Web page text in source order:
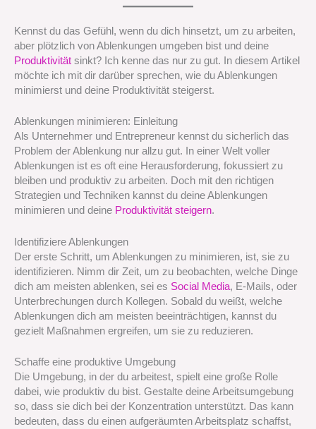
Kennst du das Gefühl, wenn du dich hinsetzt, um zu arbeiten,
aber plötzlich von Ablenkungen umgeben bist und deine
Produktivität sinkt? Ich kenne das nur zu gut. In diesem Artikel
möchte ich mit dir darüber sprechen, wie du Ablenkungen
minimierst und deine Produktivität steigerst.
Ablenkungen minimieren: Einleitung
Als Unternehmer und Entrepreneur kennst du sicherlich das
Problem der Ablenkung nur allzu gut. In einer Welt voller
Ablenkungen ist es oft eine Herausforderung, fokussiert zu
bleiben und produktiv zu arbeiten. Doch mit den richtigen
Strategien und Techniken kannst du deine Ablenkungen
minimieren und deine Produktivität steigern.
Identifiziere Ablenkungen
Der erste Schritt, um Ablenkungen zu minimieren, ist, sie zu
identifizieren. Nimm dir Zeit, um zu beobachten, welche Dinge
dich am meisten ablenken, sei es Social Media, E-Mails, oder
Unterbrechungen durch Kollegen. Sobald du weißt, welche
Ablenkungen dich am meisten beeinträchtigen, kannst du
gezielt Maßnahmen ergreifen, um sie zu reduzieren.
Schaffe eine produktive Umgebung
Die Umgebung, in der du arbeitest, spielt eine große Rolle
dabei, wie produktiv du bist. Gestalte deine Arbeitsumgebung
so, dass sie dich bei der Konzentration unterstützt. Das kann
bedeuten, dass du einen aufgeräumten Arbeitsplatz schaffst,